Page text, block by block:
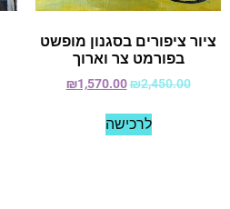
ציור ציפורים בסגנון מופשט
בפורמט צר וארוך
₪2,450.00
₪1,570.00
לרכישה